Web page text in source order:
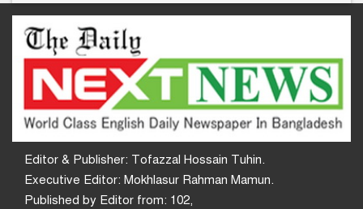
Editor & Publisher: Tofazzal Hossain Tuhin.
Executive Editor: Mokhlasur Rahman Mamun.
Published by Editor from: 102,